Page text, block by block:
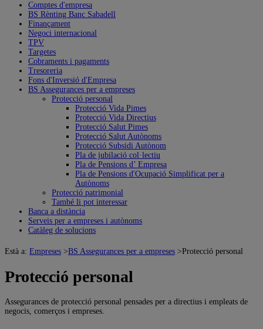
Comptes d'empresa
BS Rènting Banc Sabadell
Finançament
Negoci internacional
TPV
Targetes
Cobraments i pagaments
Tresoreria
Fons d'Inversió d'Empresa
BS Assegurances per a empreses
Protecció personal
Protecció Vida Pimes
Protecció Vida Directius
Protecció Salut Pimes
Protecció Salut Autònoms
Protecció Subsidi Autònom
Pla de jubilació col·lectiu
Pla de Pensions d’ Empresa
Pla de Pensions d'Ocupació Simplificat per a
Autònoms
Protecció patrimonial
També li pot interessar
Banca a distància
Serveis per a empreses i autònoms
Catàleg de solucions
Està a: Empreses >BS Assegurances per a empreses >Protecció personal
Protecció personal
Assegurances de protecció personal pensades per a directius i empleats de
negocis, comerços i empreses.